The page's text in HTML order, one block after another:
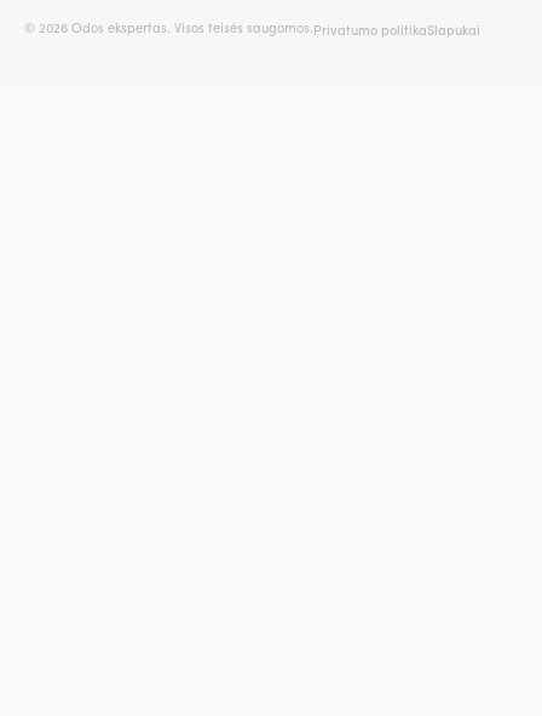
© 2026 Odos ekspertas. Visos teisės saugomos. Privatumo politikaSlapukai